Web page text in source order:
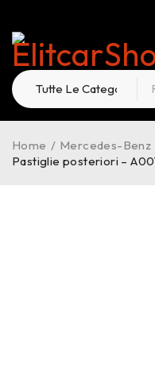
Home / Mercedes-Benz
Pastiglie posteriori –